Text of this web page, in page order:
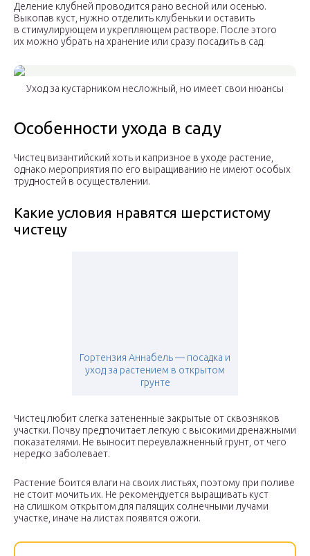
Деление клубней проводится рано весной или осенью.
Выкопав куст, нужно отделить клубеньки и оставить
в стимулирующем и укрепляющем растворе. После этого
их можно убрать на хранение или сразу посадить в сад.
Уход за кустарником несложный, но имеет свои нюансы
Особенности ухода в саду
Чистец византийский хоть и капризное в уходе растение,
однако мероприятия по его выращиванию не имеют особых
трудностей в осуществлении.
Какие условия нравятся шерстистому
чистецу
Гортензия Аннабель — посадка и
уход за растением в открытом
грунте
Чистец любит слегка затененные закрытые от сквозняков
участки. Почву предпочитает легкую с высокими дренажными
показателями. Не выносит переувлажненный грунт, от чего
нередко заболевает.
Растение боится влаги на своих листьях, поэтому при поливе
не стоит мочить их. Не рекомендуется выращивать куст
на слишком открытом для палящих солнечными лучами
участке, иначе на листах появятся ожоги.